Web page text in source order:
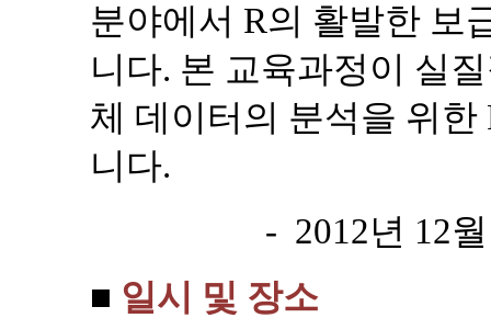
분야에서 R의 활발한 보
니다. 본 교육과정이 실
체 데이터의 분석을 위
니다.
- 2012년 12
■ 일시 및 장소